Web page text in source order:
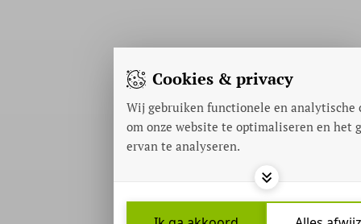
Cookies & privacy
Wij gebruiken functionele en analytische
om onze website te optimaliseren en het
ervan te analyseren.